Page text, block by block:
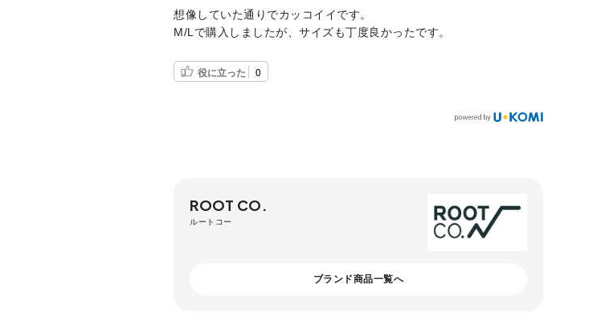
想像していた通りでカッコイイです。
M/Lで購入しましたが、サイズも丁度良かったです。
役に立った 0
ROOT CO.
ルートコー
ブランド商品一覧へ